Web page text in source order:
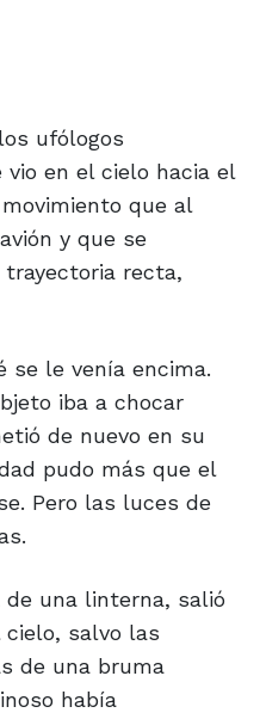
ufólogos
vio en el cielo hacia el
que al
y que se
trayectoria recta,
se le venía encima.
iba a chocar
de nuevo en su
pudo más que el
Pero las luces de
una linterna, salió
cielo, salvo las
de una bruma
había